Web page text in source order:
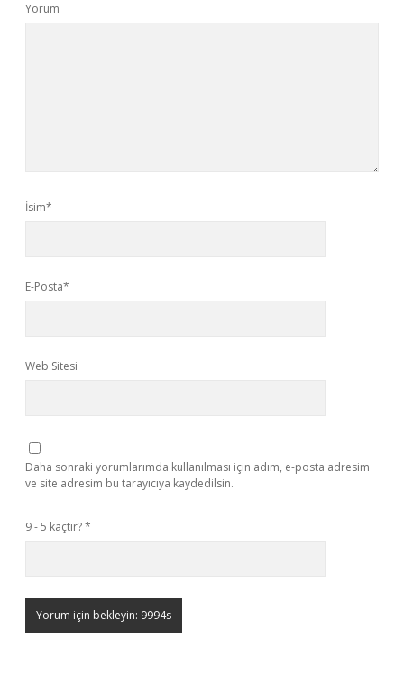
Yorum
İsim*
E-Posta*
Web Sitesi
Daha sonraki yorumlarımda kullanılması için adım, e-posta adresim
ve site adresim bu tarayıcıya kaydedilsin.
9 - 5 kaçtır?*